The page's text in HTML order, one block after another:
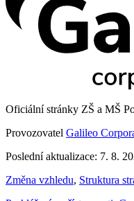
Oficiální stránky ZŠ a MŠ
Provozovatel Galileo
Poslední aktualizace: 7. 8.
Změna vzhledu, Struktura